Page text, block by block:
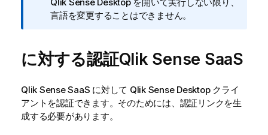
モ
言語を変更することはできません。
に対する認証Qlik Sense SaaS
Qlik Sense SaaS に対して Qlik Sense Desktopクライ
アントを認証できます。そのためには、認証リンクを生
成する必要があります。